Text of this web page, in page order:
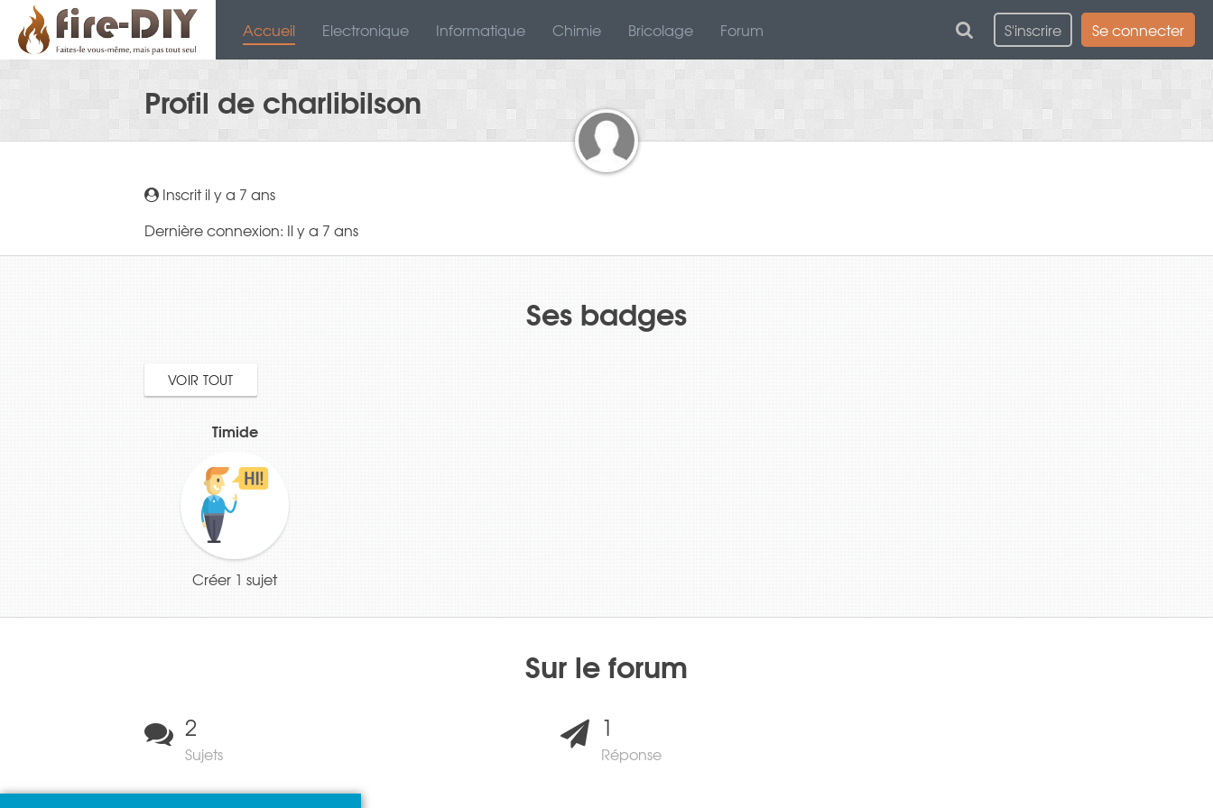
Accueil Electronique Informatique Chimie Bricolage Forum S'inscrire Se connecter
Profil de charlibilson
Inscrit il y a 7 ans
Dernière connexion: Il y a 7 ans
Ses badges
VOIR TOUT
Timide
Créer 1 sujet
Sur le forum
2
Sujets
1
Réponse